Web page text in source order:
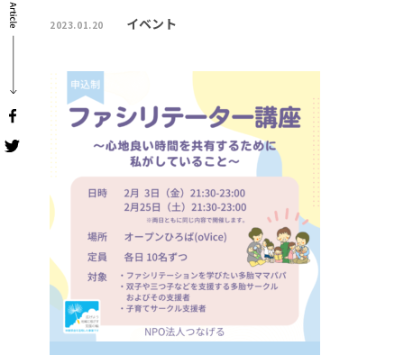
2023.01.20 イベント